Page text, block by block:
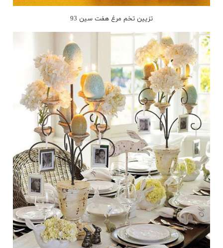
تزیین تخم مرغ هفت سین 93